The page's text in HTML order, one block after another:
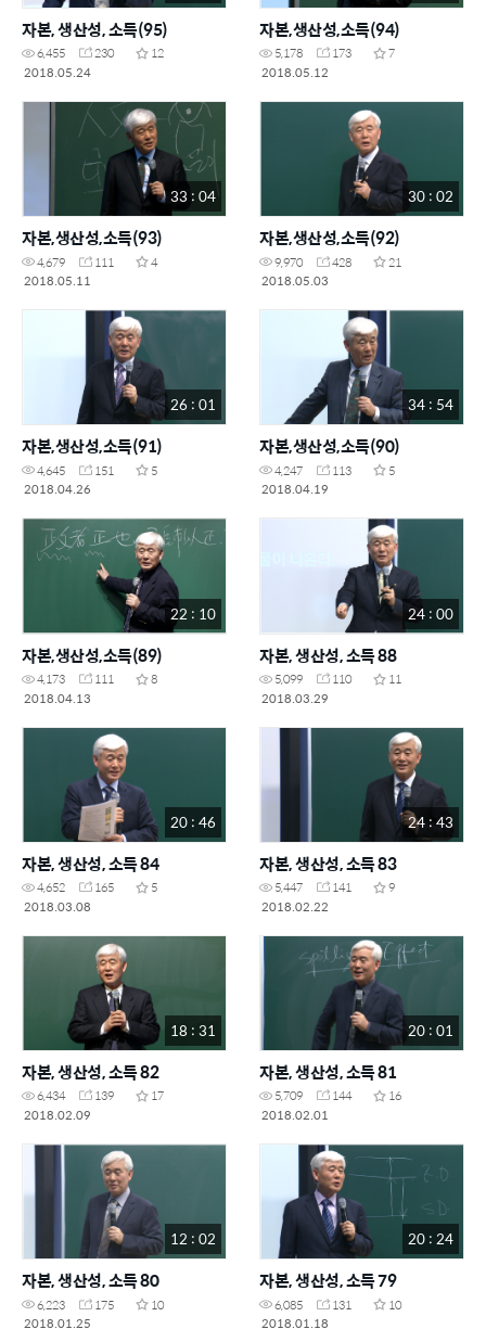
자본, 생산성, 소득(95)
6,455 230
12
2018.05.24
자본,생산성,소득(94)
5,178 173
7
2018.05.12
33 : 04
자본,생산성,소득(93)
4,679 111
4
2018.05.11
30 : 02
자본,생산성,소득(92)
9,970 428
21
2018.05.03
26 : 01
자본,생산성,소득(91)
4,645 151
5
2018.04.26
34 : 54
자본,생산성,소득(90)
4,247 113
5
2018.04.19
22 : 10
자본,생산성,소득(89)
4,173 111
8
2018.04.13
24 : 00
자본, 생산성, 소득 88
5,099 110
11
2018.03.29
20 : 46
자본, 생산성, 소득 84
4,652 165
5
2018.03.08
24 : 43
자본, 생산성, 소득 83
5,447 141
9
2018.02.22
18 : 31
자본, 생산성, 소득 82
6,434 139
17
2018.02.09
20 : 01
자본, 생산성, 소득 81
5,709 144
16
2018.02.01
12 : 02
자본, 생산성, 소득 80
6,223 175
10
2018.01.25
20 : 24
자본, 생산성, 소득 79
6,085 131
10
2018.01.18